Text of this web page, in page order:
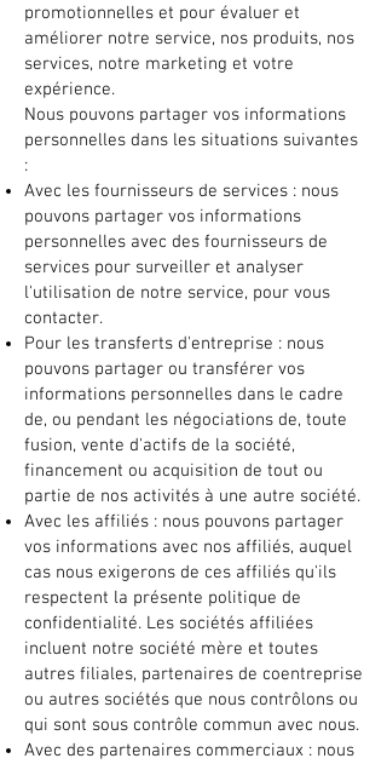
promotionnelles et pour évaluer et
améliorer notre service, nos produits, nos
services, notre marketing et votre
expérience.
Nous pouvons partager vos informations
personnelles dans les situations suivantes
:
Avec les fournisseurs de services : nous
pouvons partager vos informations
personnelles avec des fournisseurs de
services pour surveiller et analyser
l'utilisation de notre service, pour vous
contacter.
Pour les transferts d'entreprise : nous
pouvons partager ou transférer vos
informations personnelles dans le cadre
de, ou pendant les négociations de, toute
fusion, vente d'actifs de la société,
financement ou acquisition de tout ou
partie de nos activités à une autre société.
Avec les affiliés : nous pouvons partager
vos informations avec nos affiliés, auquel
cas nous exigerons de ces affiliés qu'ils
respectent la présente politique de
confidentialité. Les sociétés affiliées
incluent notre société mère et toutes
autres filiales, partenaires de coentreprise
ou autres sociétés que nous contrôlons ou
qui sont sous contrôle commun avec nous.
Avec des partenaires commerciaux : nous